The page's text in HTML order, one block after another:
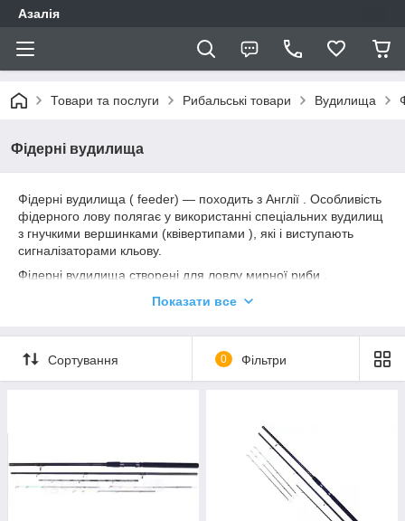
Азалія
Товари та послуги Рибальські товари Вудилища
Фідерні вудилища
Фідерні вудилища ( feeder) — походить з Англії . Особливість
фідерного лову полягає у використанні спеціальних вудилищ
з гнучкими вершинками (квівертипами ), які і виступають
сигналізаторами кльову.
Фідерні вудилища створені для ловлу мирної риби .
Фідери з малим тестом та довжиною до 3-х метрів
Показати все
Сортування 0 Фільтри